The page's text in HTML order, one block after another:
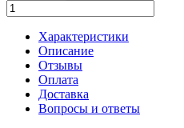
Характеристики
Описание
Отзывы
Оплата
Доставка
Вопросы и ответы